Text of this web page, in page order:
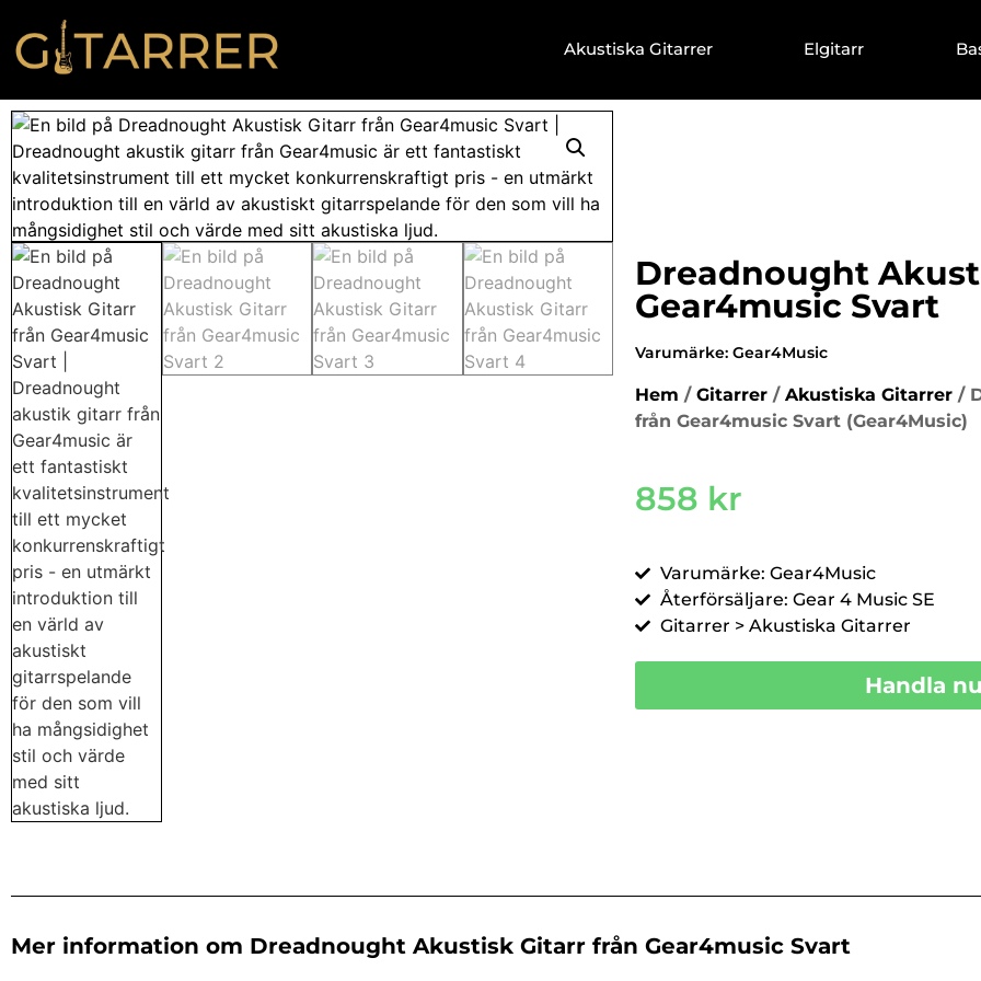
Akustiska Gitarrer Elgitarr
Dreadnought
Gear4music Svart
Varumärke: Gear4Music
Hem / Gitarrer / Akustiska Gitarrer /
från Gear4music Svart (Gear4Music)
858 kr
Varumärke: Gear4Music
Återförsäljare: Gear 4 Music SE
Gitarrer > Akustiska Gitarrer
Handla
Mer information om Dreadnought Akustisk Gitarr från Gear4music Svart